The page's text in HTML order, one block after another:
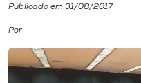
Biblioteca
Editora
Publicado em 31/08/2017
Por